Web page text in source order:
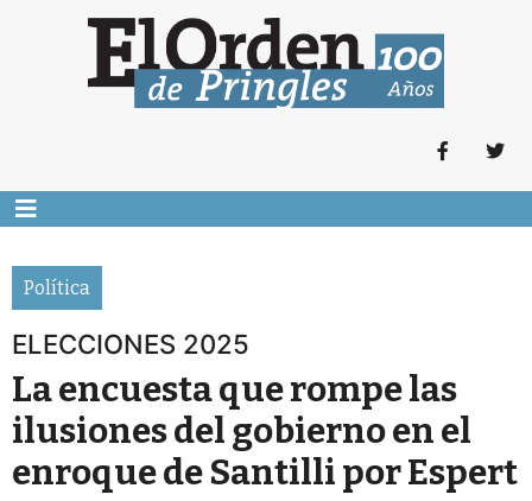
Política
ELECCIONES 2025
La encuesta que rompe las
ilusiones del gobierno en el
enroque de Santilli por Espert